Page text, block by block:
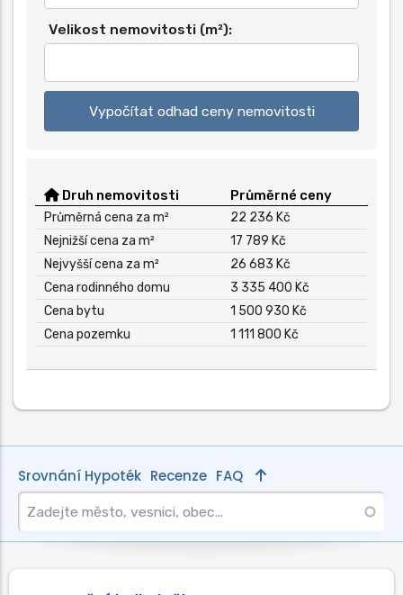
Velikost nemovitosti (m²):
Vypočítat odhad ceny nemovitosti
Druh nemovitosti Průměrné ceny
Průměrná cena za m²
22 236 Kč
Nejnižší cena za m²
17 789 Kč
Nejvyšší cena za m²
26 683 Kč
Cena rodinného domu
3 335 400 Kč
Cena bytu
1 500 930 Kč
Cena pozemku
1 111 800 Kč
Srovnání Hypoték Recenze FAQ